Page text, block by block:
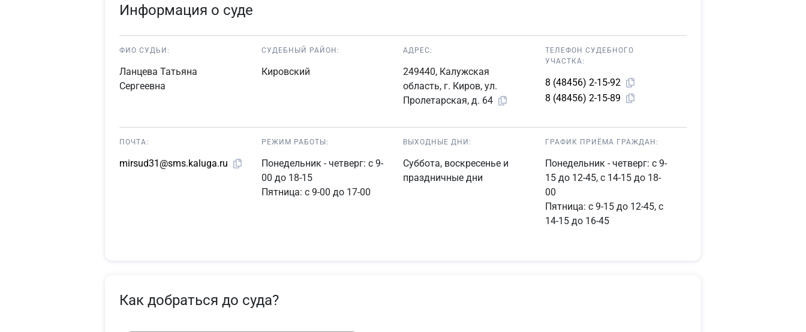
Информация о суде
ФИО СУДЬИ:
Ланцева Татьяна
Сергеевна
СУДЕБНЫЙ РАЙОН:
Кировский
АДРЕС:
249440, Калужская
область, г. Киров, ул.
Пролетарская, д. 64
ТЕЛЕФОН СУДЕБНОГО
УЧАСТКА:
8 (48456) 2-15-92
8 (48456) 2-15-89
ПОЧТА:
mirsud31@sms.kaluga.ru
РЕЖИМ РАБОТЫ:
Понедельник - четверг: с 9-
00 до 18-15
Пятница: с 9-00 до 17-00
ВЫХОДНЫЕ ДНИ:
Суббота, воскресенье и
праздничные дни
ГРАФИК ПРИЁМА ГРАЖДАН:
Понедельник - четверг: с 9-
15 до 12-45, с 14-15 до 18-
00
Пятница: с 9-15 до 12-45, с
14-15 до 16-45
Как добраться до суда?